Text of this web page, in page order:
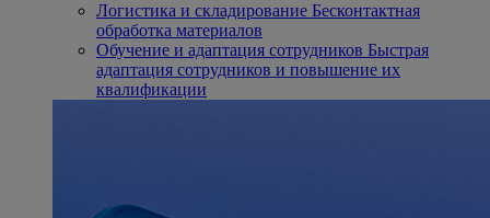
Логистика и складирование Бесконтактная
обработка материалов
Обучение и адаптация сотрудников Быстрая
адаптация сотрудников и повышение их
квалификации